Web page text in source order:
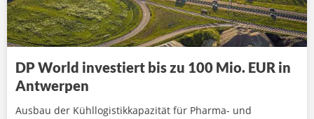
DP World investiert bis zu 100 Mio. EUR in
Antwerpen
Ausbau der Kühllogistikkapazität für Pharma- und